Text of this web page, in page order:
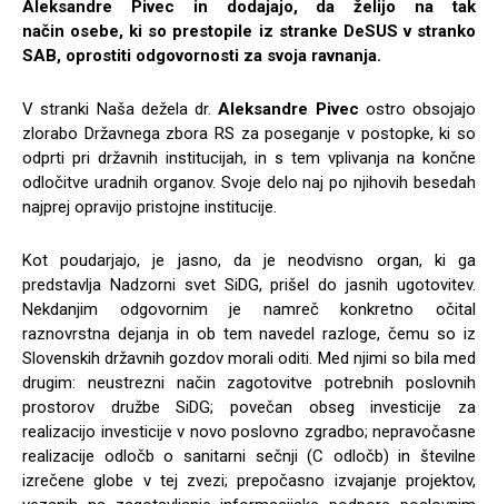
Aleksandre Pivec in dodajajo, da želijo na tak
način osebe, ki so prestopile iz stranke DeSUS v stranko
SAB, oprostiti odgovornosti za svoja ravnanja.
V stranki Naša dežela dr.Aleksandre Pivec ostro obsojajo
zlorabo Državnega zbora RS za poseganje v postopke, ki so
odprti pri državnih institucijah, in s tem vplivanja na končne
odločitve uradnih organov. Svoje delo naj po njihovih besedah
najprej opravijo pristojne institucije.
Kot poudarjajo, je jasno, da je neodvisno organ, ki ga
predstavlja Nadzorni svet SiDG, prišel do jasnih ugotovitev.
Nekdanjim odgovornim je namreč konkretno očital
raznovrstna dejanja in ob tem navedel razloge, čemu so iz
Slovenskih državnih gozdov morali oditi. Med njimi so bila med
drugim: neustrezni način zagotovitve potrebnih poslovnih
prostorov družbe SiDG; povečan obseg investicije za
realizacijo investicije v novo poslovno zgradbo; nepravočasne
realizacije odločb o sanitarni sečnji (C odločb) in številne
izrečene globe v tej zvezi; prepočasno izvajanje projektov,